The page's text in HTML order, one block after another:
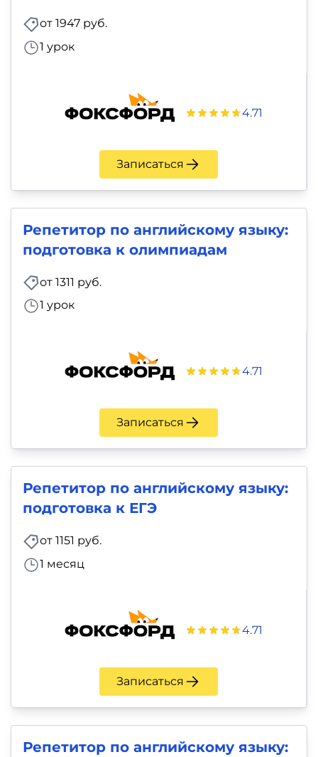
от 1947 руб.
1 урок
4.71
Записаться
Репетитор по английскому языку:
подготовка к олимпиадам
от 1311 руб.
1 урок
4.71
Записаться
Репетитор по английскому языку:
подготовка к ЕГЭ
от 1151 руб.
1 месяц
4.71
Записаться
Репетитор по английскому языку: